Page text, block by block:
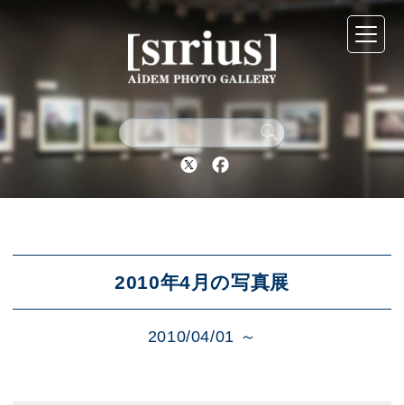
Twitter Facebook
2010年4月の写真展
2010/04/01 ～
シリウスについて
展示スケジュール